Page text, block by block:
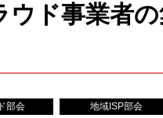
ウド事業者
部会 地域ISP部会